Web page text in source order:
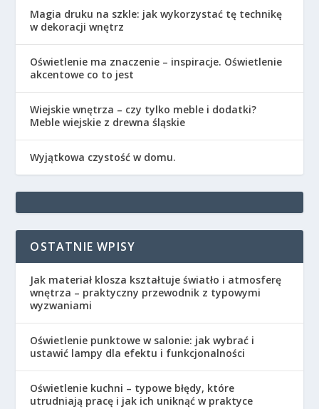
Magia druku na szkle: jak wykorzystać tę technikę
w dekoracji wnętrz
Oświetlenie ma znaczenie – inspiracje. Oświetlenie
akcentowe co to jest
Wiejskie wnętrza – czy tylko meble i dodatki?
Meble wiejskie z drewna śląskie
Wyjątkowa czystość w domu.
OSTATNIE WPISY
Jak materiał klosza kształtuje światło i atmosferę
wnętrza – praktyczny przewodnik z typowymi
wyzwaniami
Oświetlenie punktowe w salonie: jak wybrać i
ustawić lampy dla efektu i funkcjonalności
Oświetlenie kuchni – typowe błędy, które
utrudniają pracę i jak ich uniknąć w praktyce